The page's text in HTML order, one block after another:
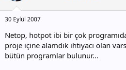
30 Eylül 2007
Netop, hotpot ibi bir çok
proje içine alamdık ihtiyacı olan
bütün programlar bulunur...